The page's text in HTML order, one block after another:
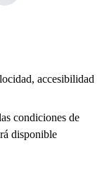
accesibilidad
condiciones de
disponible